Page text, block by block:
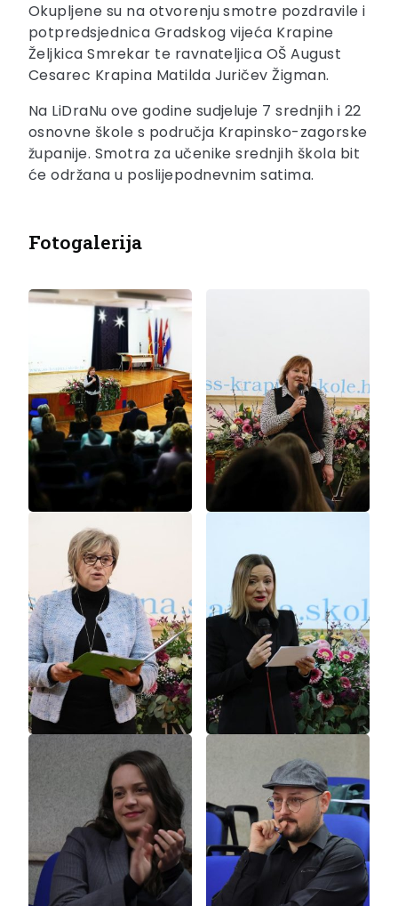
Okupljene su na otvorenju smotre pozdravile i
potpredsjednica Gradskog vijeća Krapine
Željkica Smrekar te ravnateljica OŠ August
Cesarec Krapina Matilda Juričev Žigman.
Na LiDraNu ove godine sudjeluje 7 srednjih i 22
osnovne škole s područja Krapinsko-zagorske
županije. Smotra za učenike srednjih škola bit
će održana u poslijepodnevnim satima.
Fotogalerija